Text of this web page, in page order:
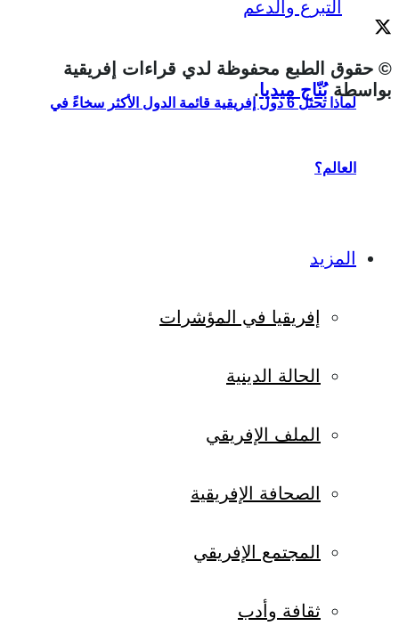
لماذا تحتل 6 دول إفريقية قائمة الدول الأكثر سخاءً في
العالم؟
المزيد
إفريقيا في المؤشرات
الحالة الدينية
الملف الإفريقي
الصحافة الإفريقية
المجتمع الإفريقي
ثقافة وأدب
© حقوق الطبع محفوظة لدي قراءات إفريقية
بواسطةبُنّاج ميديا.